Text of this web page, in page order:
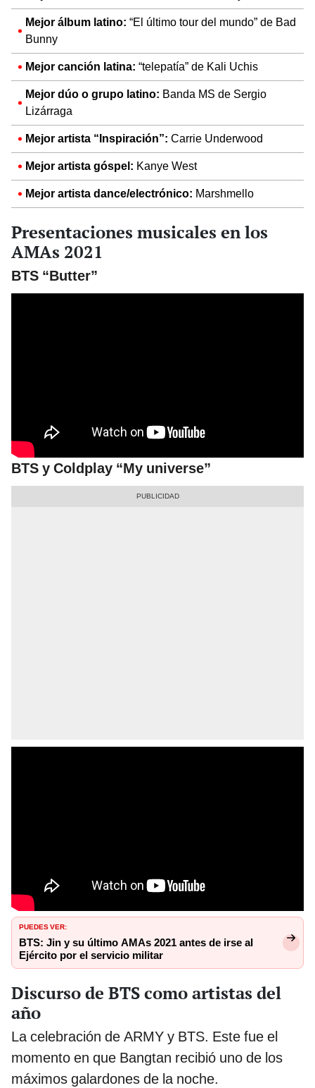
Mejor álbum latino: “El último tour del mundo” de Bad
Bunny
Mejor canción latina: “telepatía” de Kali Uchis
Mejor dúo o grupo latino: Banda MS de Sergio
Lizárraga
Mejor artista “Inspiración”: Carrie Underwood
Mejor artista góspel: Kanye West
Mejor artista dance/electrónico: Marshmello
Presentaciones musicales en los
AMAs 2021
BTS “Butter”
BTS y Coldplay “My universe”
PUEDES VER:
BTS: Jin y su último AMAs 2021 antes de irse al
Ejército por el servicio militar
Discurso de BTS como artistas del
año
La celebración de ARMY y BTS. Este fue el
momento en que Bangtan recibió uno de los
máximos galardones de la noche.